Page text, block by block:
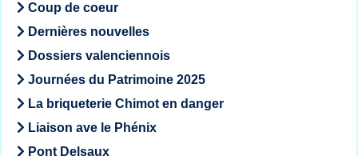
Coup de coeur
Dernières nouvelles
Dossiers valenciennois
Journées du Patrimoine 2025
La briqueterie Chimot en danger
Liaison ave le Phénix
Pont Delsaux